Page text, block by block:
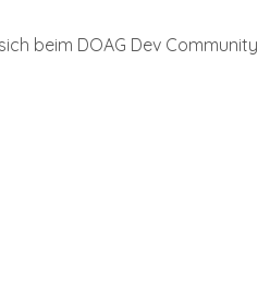
beim DOAG Dev Community